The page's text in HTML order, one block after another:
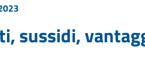
sussidi,